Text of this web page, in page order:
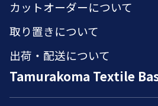
カットオーダーについて
取り置きについて
出荷・配送について
Tamurakoma Textile